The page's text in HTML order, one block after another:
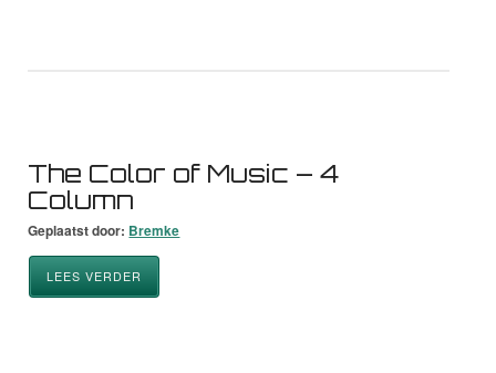
The Color of Music – 4
Column
Geplaatst door: Bremke
LEES VERDER